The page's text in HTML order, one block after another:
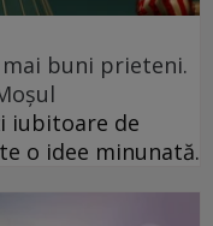
buni prieteni.
iubitoare de
o idee minunată.